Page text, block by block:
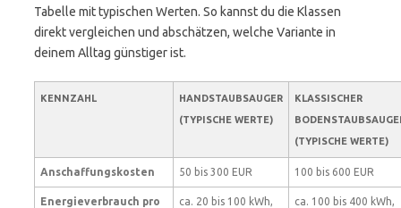
Tabelle mit typischen Werten. So kannst du die Klassen
direkt vergleichen und abschätzen, welche Variante in
deinem Alltag günstiger ist.
KENNZAHL
HANDSTAUBSAUGER
(TYPISCHE WERTE)
KLASSISCHER
(TYPISCHE WERTE)
Anschaffungskosten 50 bis 300 EUR 100 bis 600 EUR
Energieverbrauch pro
ca. 20 bis 100 kWh,
ca. 100 bis 400 kWh,